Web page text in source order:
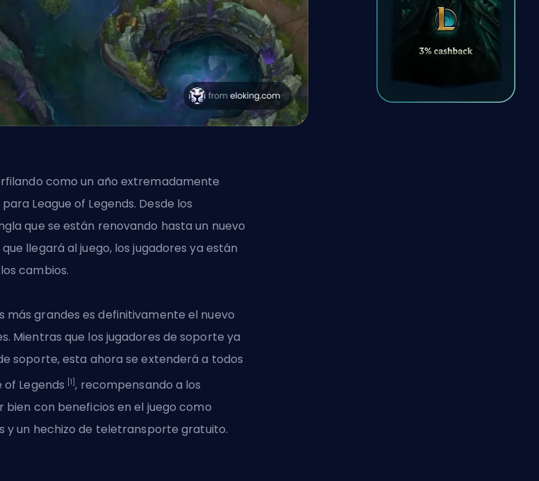
como un año extremadamente
League of Legends. Desde los
que se están renovando hasta un nuevo
llegará al juego, los jugadores ya están
cambios.
más grandes es definitivamente el nuevo
Mientras que los jugadores de soporte ya
soporte, esta ahora se extenderá a todos
of Legends [1] , recompensando a los
bien con beneficios en el juego como
y un hechizo de teletransporte gratuito.